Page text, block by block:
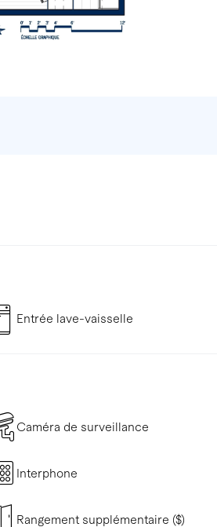
Entrée lave-vaisselle
Caméra de surveillance
Interphone
Rangement supplémentaire ($)